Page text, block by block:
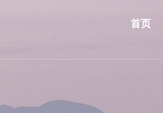
首页